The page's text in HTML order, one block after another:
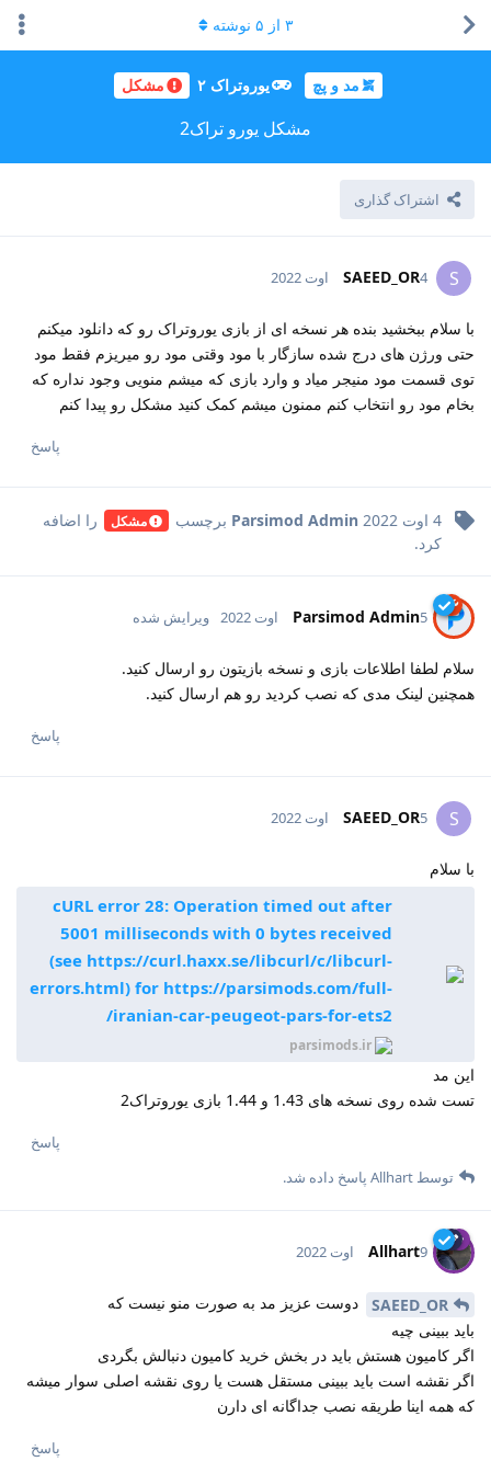
مد و پچ یوروتراک ۲ مشکل
مشکل یورو تراک2
اشتراک گذاری
۳ از ۵ نوشته
S
SAEED_OR4 اوت 2022
با سلام ببخشید بنده هر نسخه ای از بازی یوروتراک رو که دانلود میکنم
حتی ورژن های درج شده سازگار با مود وقتی مود رو میریزم فقط مود
توی قسمت مود منیجر میاد و وارد بازی که میشم منویی وجود نداره که
بخام مود رو انتخاب کنم ممنون میشم کمک کنید مشکل رو پیدا کنم
پاسخ
4 اوت 2022 Parsimod Admin برچسب مشکل
را اضافه
کرد.
Parsimod Admin5 اوت 2022 ویرایش شده
سلام لطفا اطلاعات بازی و نسخه بازیتون رو ارسال کنید.
همچنین لینک مدی که نصب کردید رو هم ارسال کنید.
پاسخ
S
SAEED_OR5 اوت 2022
با سلام
cURL error 28: Operation timed out after
5001 milliseconds with 0 bytes received
(see https://curl.haxx.se/libcurl/c/libcurl-
errors.html) for https://parsimods.com/full-
iranian-car-peugeot-pars-for-ets2/
parsimods.ir
این مد
تست شده روی نسخه های 1.43 و 1.44 بازی یوروتراک2
پاسخ
توسط Allhart پاسخ داده شد.
Allhart9 اوت 2022
SAEED_OR
دوست عزیز مد به صورت منو نیست که
باید ببینی چیه
اگر کامیون هستش باید در بخش خرید کامیون دنبالش بگردی
اگر نقشه است باید ببینی مستقل هست یا روی نقشه اصلی سوار میشه
که همه اینا طریقه نصب جداگانه ای دارن
پاسخ